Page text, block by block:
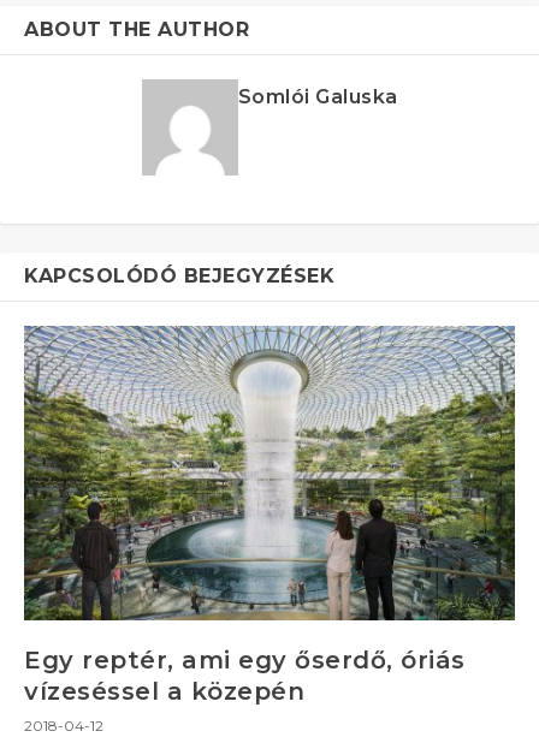
ABOUT THE AUTHOR
Somlói Galuska
KAPCSOLÓDÓ BEJEGYZÉSEK
Egy reptér, ami egy őserdő, óriás
vízeséssel a közepén
2018-04-12